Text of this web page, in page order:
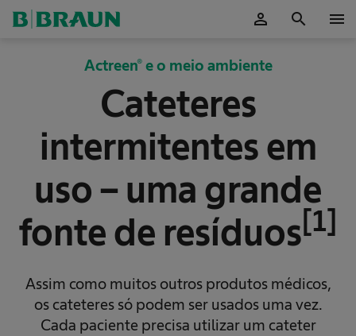
person search menu
Actreen® e o meio ambiente
Cateteres
intermitentes em
uso – uma grande
fonte de resíduos[1]
Assim como muitos outros produtos médicos,
os cateteres só podem ser usados uma vez.
Cada paciente precisa utilizar um cateter